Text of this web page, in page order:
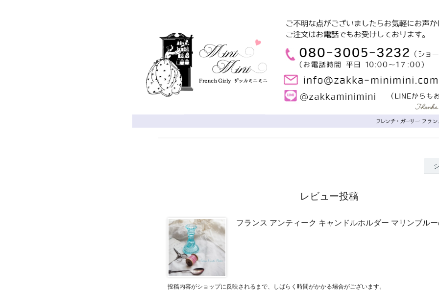
レビュー投稿
フランス アンティーク キャンドルホルダー マリンブル
投稿内容がショップに反映されるまで、しばらく時間がかかる場合がございます。